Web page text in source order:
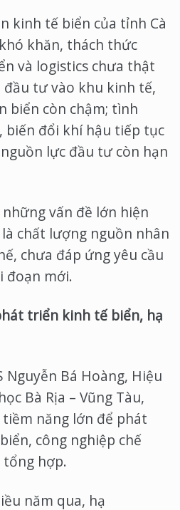
kinh tế biển của tỉnh Cà
khăn, thách thức
và logistics chưa thật
tư vào khu kinh tế,
biển còn chậm; tình
biến đổi khí hậu tiếp tục
lực đầu tư còn hạn
vấn đề lớn hiện
chất lượng nguồn nhân
chưa đáp ứng yêu cầu
đoạn mới.
triển kinh tế biển, hạ
Nguyễn Bá Hoàng, Hiệu
Bà Rịa – Vũng Tàu,
tiềm năng lớn để phát
công nghiệp chế
hợp.
năm qua, hạ